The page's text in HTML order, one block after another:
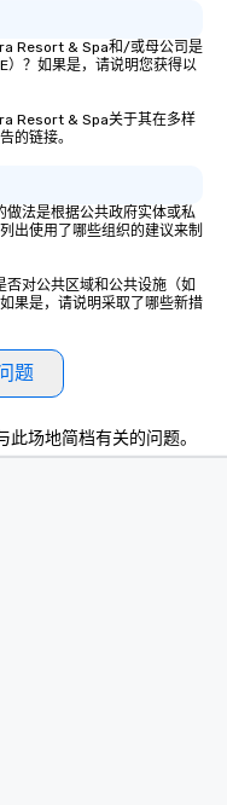
Resort & Spa和/或母公司是
）？如果是，请说明您获得以
Resort & Spa关于其在多样
的链接。
法是根据公共政府实体或私
出使用了哪些组织的建议来制
对公共区域和公共设施（如
果是，请说明采取了哪些新措
题
此场地简档有关的问题。